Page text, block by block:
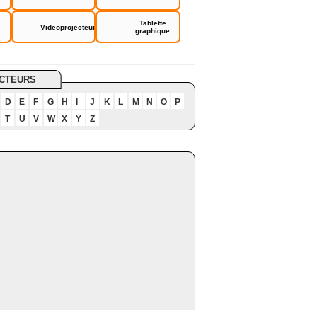
Videoprojecteur
Tablette
graphique
D E F G H J K L M N O
P
T
U V W X Y Z